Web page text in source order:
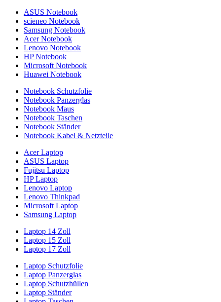
ASUS Notebook
scieneo Notebook
Samsung Notebook
Acer Notebook
Lenovo Notebook
HP Notebook
Microsoft Notebook
Huawei Notebook
Notebook Schutzfolie
Notebook Panzerglas
Notebook Maus
Notebook Taschen
Notebook Ständer
Notebook Kabel & Netzteile
Acer Laptop
ASUS Laptop
Fujitsu Laptop
HP Laptop
Lenovo Laptop
Lenovo Thinkpad
Microsoft Laptop
Samsung Laptop
Laptop 14 Zoll
Laptop 15 Zoll
Laptop 17 Zoll
Laptop Schutzfolie
Laptop Panzerglas
Laptop Schutzhüllen
Laptop Ständer